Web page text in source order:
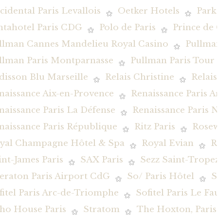
Paris Levallois Oetker Hotels
Paris CDG
Polo de Paris
Prince de
Cannes Mandelieu Royal Casino
Paris Montparnasse
Pullman Paris Tour
Blu Marseille
Relais Christine
Aix-en-Provence
Renaissance Paris
Paris La Défense
Renaissance Paris
Paris République
Ritz Paris
Champagne Hôtel & Spa
Royal Evian
James Paris
SAX Paris
Sezz Saint-
Paris Airport CdG
So/ Paris Hôtel
Paris Arc-de-Triomphe
Sofitel Paris Le
House Paris
Stratom
The Hoxton, Paris